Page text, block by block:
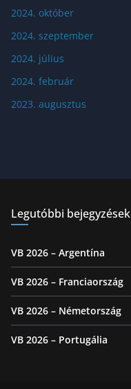
2024. október
2024. szeptember
2024. július
2024. február
2023. augusztus
Legutóbbi bejegyzések
VB 2026 – Argentína
VB 2026 – Franciaország
VB 2026 – Németország
VB 2026 – Portugália